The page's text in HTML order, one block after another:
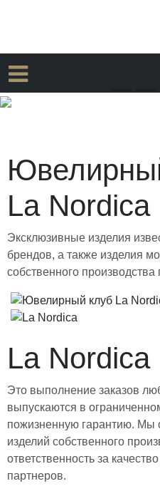
La Nordica
Эксклюзивные изделия
брендов, а также изделия
собственного
La Nordica
Это выполнение заказов
выпускаются в
пожизненную гарантию. Мы
изделий собственного
ответственность за
партнеров.